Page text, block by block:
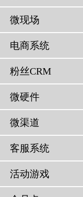
微现场
电商系统
粉丝CRM
微硬件
微渠道
客服系统
活动游戏